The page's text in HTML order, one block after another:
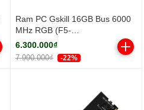
Ram PC Gskill 16GB Bus 6000
MHz RGB (F5-
6000J3636F16GX1-TZ5RS)
6.300.000₫
7.990.000₫ -22%